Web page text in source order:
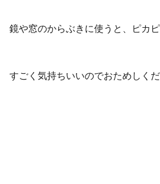
鏡や窓のからぶきに使うと、ピカピ
すごく気持ちいいのでおためしくだ